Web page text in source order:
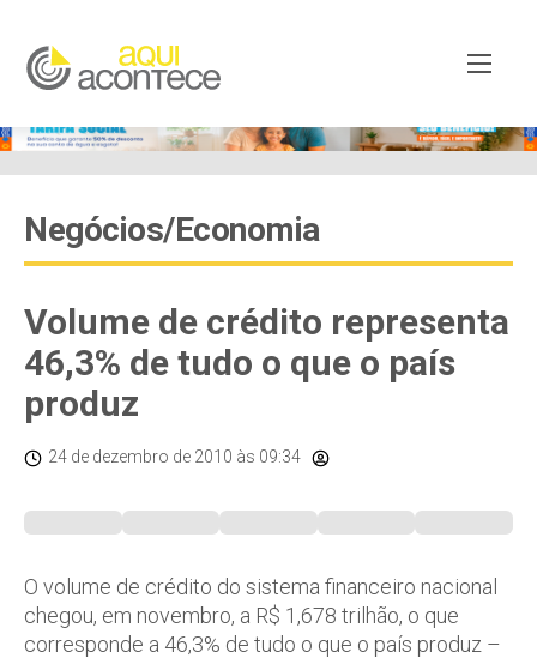
Negócios/Economia
Volume de crédito representa
46,3% de tudo o que o país
produz
24 de dezembro de 2010 às 09:34
O volume de crédito do sistema financeiro nacional
chegou, em novembro, a R$ 1,678 trilhão, o que
corresponde a 46,3% de tudo o que o país produz –